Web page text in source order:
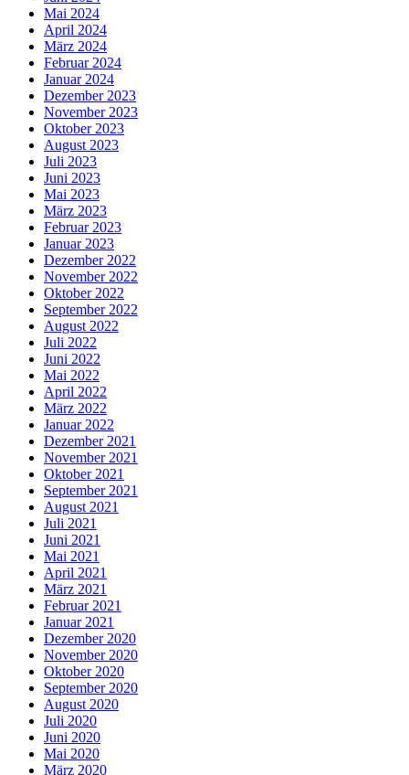
Mai 2024
April 2024
März 2024
Februar 2024
Januar 2024
Dezember 2023
November 2023
Oktober 2023
August 2023
Juli 2023
Juni 2023
Mai 2023
März 2023
Februar 2023
Januar 2023
Dezember 2022
November 2022
Oktober 2022
September 2022
August 2022
Juli 2022
Juni 2022
Mai 2022
April 2022
März 2022
Januar 2022
Dezember 2021
November 2021
Oktober 2021
September 2021
August 2021
Juli 2021
Juni 2021
Mai 2021
April 2021
März 2021
Februar 2021
Januar 2021
Dezember 2020
November 2020
Oktober 2020
September 2020
August 2020
Juli 2020
Juni 2020
Mai 2020
März 2020